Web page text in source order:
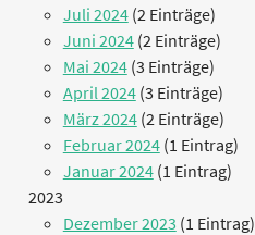
Juli 2024(2 Einträge)
Juni 2024(2 Einträge)
Mai 2024(3 Einträge)
April 2024(3 Einträge)
März 2024(2 Einträge)
Februar 2024(1 Eintrag)
Januar 2024(1 Eintrag)
2023
Dezember 2023 (1 Eintrag)